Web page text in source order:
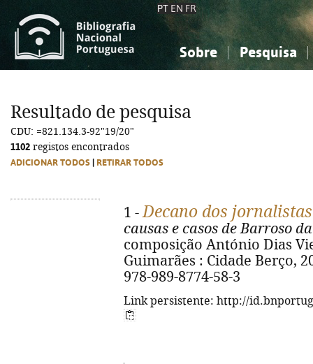
PT EN FR
Sobre Pesquisa
Ciências sociais...
Ciências sociais...
Resultado de pesquisa
CDU: =821.134.3-92"19/20"
1102 registos encontrados
ADICIONAR TODOS RETIRAR TODOS
1 -Decano dos
causas e casos de Barroso
composição António Dias
Guimarães : Cidade Berço,
978-989-8774-58-3
Link persistente: http://